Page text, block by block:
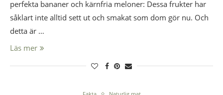
perfekta bananer och kärnfria meloner: Dessa frukter har
såklart inte alltid sett ut och smakat som dom gör nu. Och
detta är …
Läs mer